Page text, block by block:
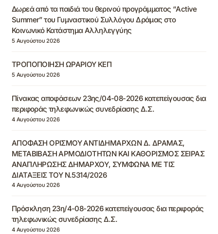
Δωρεά από τα παιδιά του θερινού προγράμματος “Active
Summer” του Γυμναστικού Συλλόγου Δράμας στο
Κοινωνικό Κατάστημα Αλληλεγγύης
5 Αυγούστου 2026
ΤΡΟΠΟΠΟΙΗΣΗ ΩΡΑΡΙΟΥ ΚΕΠ
5 Αυγούστου 2026
Πίνακας αποφάσεων 23ης/04-08-2026 κατεπείγουσας δια
περιφοράς τηλεφωνικώς συνεδρίασης Δ.Σ.
4 Αυγούστου 2026
ΑΠΟΦΑΣΗ ΟΡΙΣΜΟΥ ΑΝΤΙΔΗΜΑΡΧΩΝ Δ. ΔΡΑΜΑΣ,
ΜΕΤΑΒΙΒΑΣΗ ΑΡΜΟΔΙΟΤΗΤΩΝ ΚΑΙ ΚΑΘΟΡΙΣΜΟΣ ΣΕΙΡΑΣ
ΑΝΑΠΛΗΡΩΣΗΣ ΔΗΜΑΡΧΟΥ, ΣΥΜΦΩΝΑ ΜΕ ΤΙΣ
ΔΙΑΤΑΞΕΙΣ ΤΟΥ Ν.5314/2026
4 Αυγούστου 2026
Πρόσκληση 23η/4-08-2026 κατεπείγουσας δια περιφοράς
τηλεφωνικώς συνεδρίασης Δ.Σ.
4 Αυγούστου 2026